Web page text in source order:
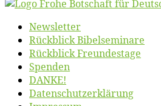
News­let­ter
Rück­blick Bibelseminare
Rück­blick Freundestage
Spen­den
DANKE!
Daten­schutz­er­klä­rung